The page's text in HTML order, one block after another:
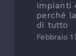
Impianti
perché
di tutto
Febbraio